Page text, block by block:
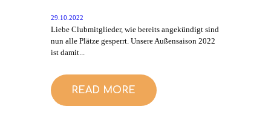
29.10.2022
Liebe Clubmitglieder, wie bereits angekündigt sind
nun alle Plätze gesperrt. Unsere Außensaison 2022
ist damit...
READ MORE